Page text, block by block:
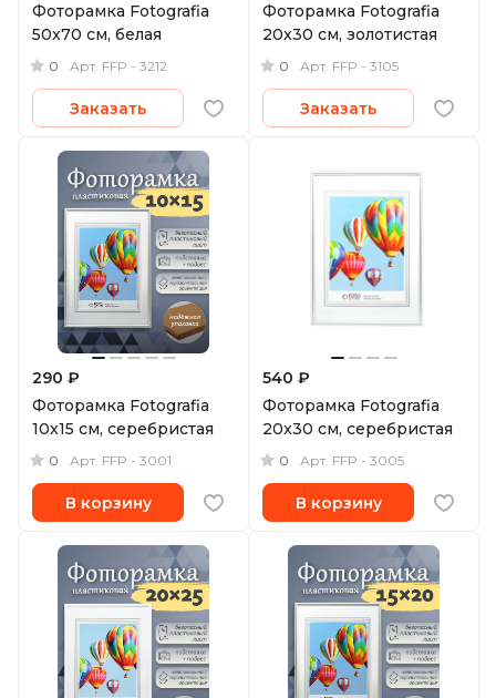
Фоторамка Fotografia
50x70 см, белая
0 Арт. FFP - 3212
Заказать
Фоторамка Fotografia
20x30 см, золотистая
0 Арт. FFP - 3105
Заказать
290 ₽
Фоторамка Fotografia
10x15 см, серебристая
0 Арт. FFP - 3001
В корзину
540 ₽
Фоторамка Fotografia
20x30 см, серебристая
0 Арт. FFP - 3005
В корзину